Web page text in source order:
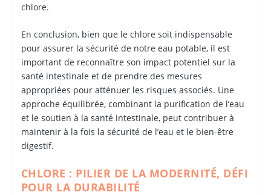
chlore.
En conclusion, bien que le chlore soit indispensable
pour assurer la sécurité de notre eau potable, il est
important de reconnaître son impact potentiel sur la
santé intestinale et de prendre des mesures
appropriées pour atténuer les risques associés. Une
approche équilibrée, combinant la purification de l’eau
et le soutien à la santé intestinale, peut contribuer à
maintenir à la fois la sécurité de l’eau et le bien-être
digestif.
CHLORE : PILIER DE LA MODERNITÉ, DÉFI
POUR LA DURABILITÉ